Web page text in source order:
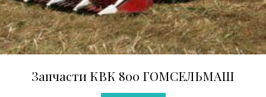
Запчасти КВК 800 ГОМСЕЛЬМАШ